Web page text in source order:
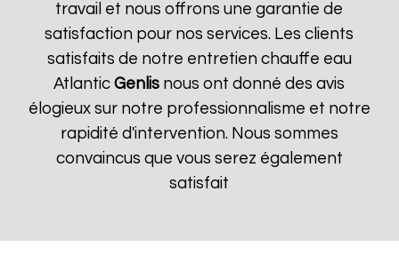
travail et nous offrons une garantie de
satisfaction pour nos services. Les clients
satisfaits de notre entretien chauffe eau
AtlanticGenlis nous ont donné des avis
élogieux sur notre professionnalisme et notre
rapidité d'intervention. Nous sommes
convaincus que vous serez également
satisfait